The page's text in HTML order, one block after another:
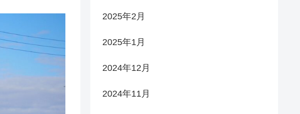
2025年2月
2025年1月
2024年12月
2024年11月